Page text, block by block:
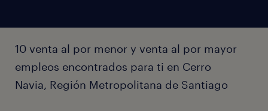
10 venta al por menor y venta al por mayor
empleos encontrados para ti en Cerro
Navia, Región Metropolitana de Santiago